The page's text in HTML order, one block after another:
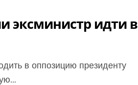
эксминистр идти в